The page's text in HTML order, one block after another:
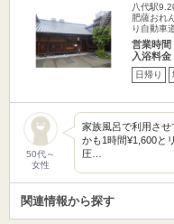
八代駅
肥薩おれ
り自動車
営業時間
入浴料金
日帰り
50代～
女性
家族風呂で利用さ
かも1時間¥1,600と
圧…
関連情報から探す